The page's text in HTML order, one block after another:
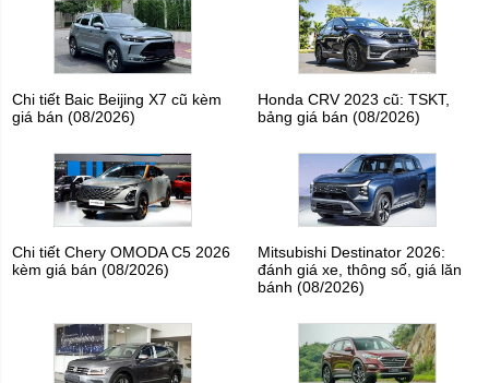
Chi tiết Baic Beijing X7 cũ kèm
giá bán (08/2026)
Honda CRV 2023 cũ: TSKT,
bảng giá bán (08/2026)
Chi tiết Chery OMODA C5 2026
kèm giá bán (08/2026)
Mitsubishi Destinator 2026:
đánh giá xe, thông số, giá lăn
bánh (08/2026)